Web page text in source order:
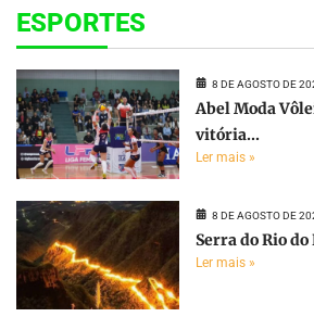
ESPORTES
8 DE AGOSTO DE
Abel Moda
vitória...
Ler mais »
8 DE AGOSTO DE
Serra do Rio
Ler mais »